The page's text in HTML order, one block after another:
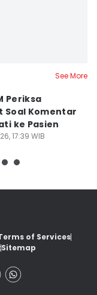
See More
Periksa
Soal Komentar
ke Pasien
17:39 WIB
of Services
Sitemap